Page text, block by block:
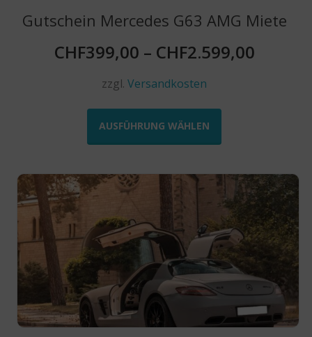
Gutschein Mercedes G63 AMG Miete
CHF399,00 – CHF2.599,00
zzgl.Versandkosten
AUSFÜHRUNG WÄHLEN
Die
Optionen
können
auf
der
Produktseite
gewählt
werden